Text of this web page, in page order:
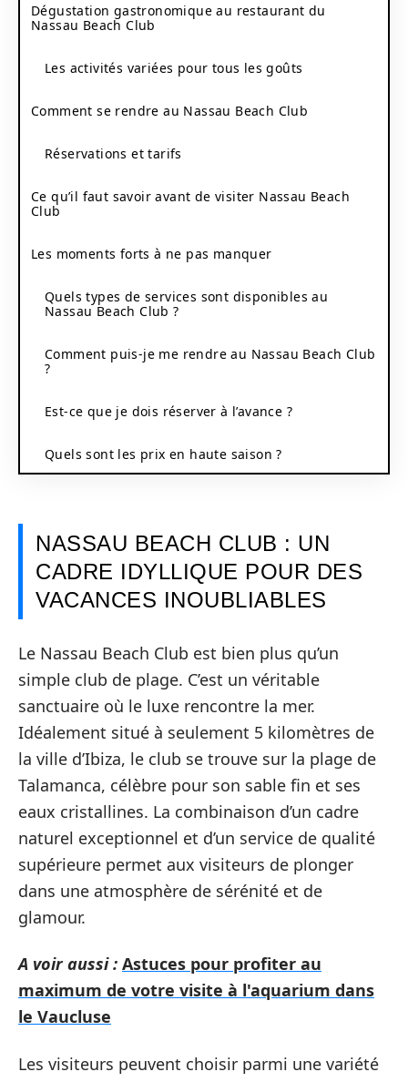
Dégustation gastronomique au restaurant du
Nassau Beach Club
Les activités variées pour tous les goûts
Comment se rendre au Nassau Beach Club
Réservations et tarifs
Ce qu’il faut savoir avant de visiter Nassau Beach
Club
Les moments forts à ne pas manquer
Quels types de services sont disponibles au
Nassau Beach Club ?
Comment puis-je me rendre au Nassau Beach Club
?
Est-ce que je dois réserver à l’avance ?
Quels sont les prix en haute saison ?
NASSAU BEACH CLUB : UN
CADRE IDYLLIQUE POUR DES
VACANCES INOUBLIABLES
Le Nassau Beach Club est bien plus qu’un
simple club de plage. C’est un véritable
sanctuaire où le luxe rencontre la mer.
Idéalement situé à seulement 5 kilomètres de
la ville d’Ibiza, le club se trouve sur la plage de
Talamanca, célèbre pour son sable fin et ses
eaux cristallines. La combinaison d’un cadre
naturel exceptionnel et d’un service de qualité
supérieure permet aux visiteurs de plonger
dans une atmosphère de sérénité et de
glamour.
A voir aussi : Astuces pour profiter au
maximum de votre visite à l'aquarium dans
le Vaucluse
Les visiteurs peuvent choisir parmi une variété